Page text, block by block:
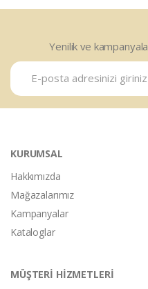
Yenilik ve
KURUMSAL
Hakkımızda
Mağazalarımız
Kampanyalar
Kataloglar
MÜŞTERİ HİZMETLERİ